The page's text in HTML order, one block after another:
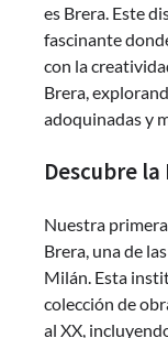
es Brera. Este
fascinante
con la
Brera,
adoquinadas y
Descubre
Nuestra
Brera, una de
Milán. Esta
colección de
al XX,